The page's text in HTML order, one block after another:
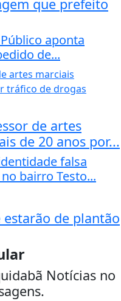
que prefeito
aponta
de...
de artes
de 20 anos por...
falsa
bairro Testo...
de plantão
Notícias no